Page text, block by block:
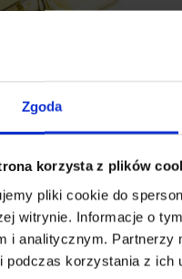
Zgoda
korzysta z plików
pliki cookie do
witrynie. Informacje o
i analitycznym. Partnerzy
podczas korzystania z ich